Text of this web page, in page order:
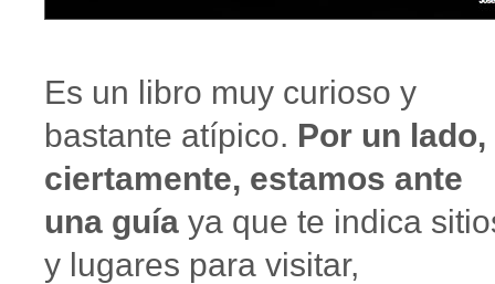
Es un libro muy curioso y
bastante atípico. Por un lado,
ciertamente, estamos ante
una guía ya que te indica
y lugares para visitar,